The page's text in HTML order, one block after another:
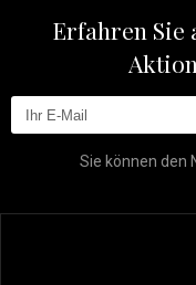
Erfahren Sie
Sie können den